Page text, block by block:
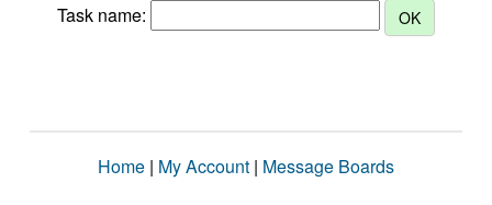
Task name:
Home | My Account | Message Boards